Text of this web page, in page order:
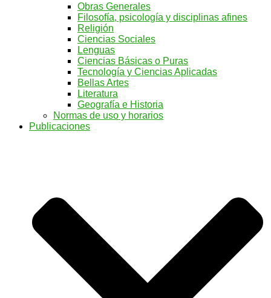
Obras Generales
Filosofía, psicología y disciplinas afines
Religión
Ciencias Sociales
Lenguas
Ciencias Básicas o Puras
Tecnología y Ciencias Aplicadas
Bellas Artes
Literatura
Geografía e Historia
Normas de uso y horarios
Publicaciones